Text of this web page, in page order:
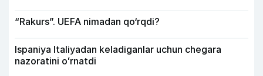
“Rakurs”. UEFA nimadan qo‘rqdi?
Ispaniya Italiyadan keladiganlar uchun chegara
nazoratini oʻrnatdi